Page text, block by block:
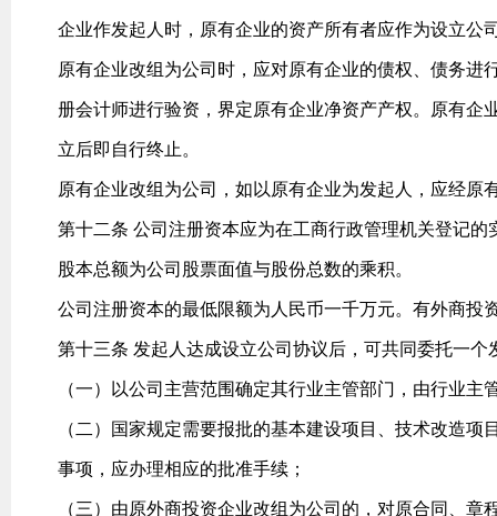
企业作发起人时，原有企业的资产所有者应作为设立公
原有企业改组为公司时，应对原有企业的债权、债务
册会计师进行验资，界定原有企业净资产产权。原有企
立后即自行终止。
原有企业改组为公司，如以原有企业为发起人，应经原
第十二条 公司注册资本应为在工商行政管理机关登记的
股本总额为公司股票面值与股份总数的乘积。
公司注册资本的最低限额为人民币一千万元。有外商投
第十三条 发起人达成设立公司协议后，可共同委托一
（一）以公司主营范围确定其行业主管部门，由行业主
（二）国家规定需要报批的基本建设项目、技术改造
事项，应办理相应的批准手续；
（三）由原外商投资企业改组为公司的，对原合同、